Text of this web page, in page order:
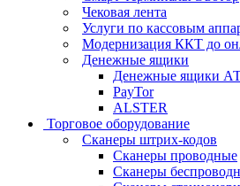
Чековая лента
Услуги по кассовым
Модернизация ККТ до
Денежные ящики
Денежные ящики
PayTor
ALSTER
Торговое оборудование
Сканеры штрих-кодов
Сканеры проводные
Сканеры